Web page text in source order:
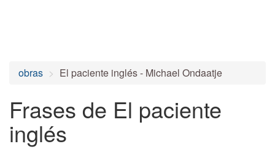
obras El paciente inglés - Michael Ondaatje
Frases de El paciente
inglés